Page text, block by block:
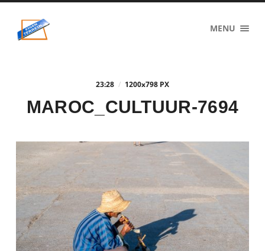
eigenzinnig
terrein
MENU
23:28 / 1200x798 PX
MAROC_CULTUUR-7694